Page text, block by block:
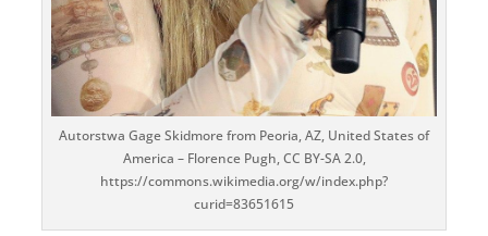
Autorstwa Gage Skidmore from Peoria, AZ, United States of
America – Florence Pugh, CC BY-SA 2.0,
https://commons.wikimedia.org/w/index.php?
curid=83651615